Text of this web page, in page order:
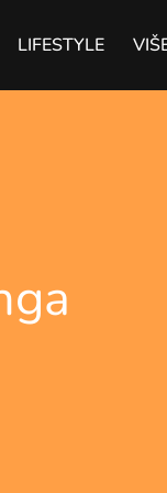
LIFESTYLE